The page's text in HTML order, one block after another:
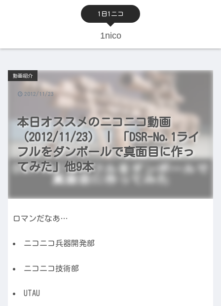
1日1ニコ
1nico
本日オススメのニコニコ動画
（2012/11/23） | 「DSR-No.1ライ
フルをダンボールで真面目に作っ
てみた」他9本
動画紹介
2012/11/23
ロマンだなあ…
ニコニコ兵器開発部
ニコニコ技術部
UTAU